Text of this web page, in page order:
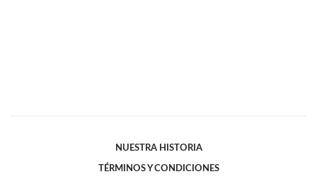
NUESTRA HISTORIA
TÉRMINOS Y CONDICIONES